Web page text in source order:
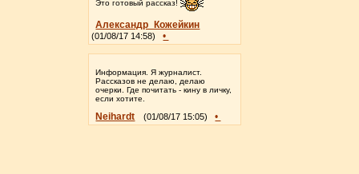
Это готовый рассказ!
Александр_Кожейкин
(01/08/17 14:58) •
Информация. Я журналист.
Рассказов не делаю, делаю
очерки. Где почитать - кину в личку,
если хотите.
Neihardt (01/08/17 15:05) •